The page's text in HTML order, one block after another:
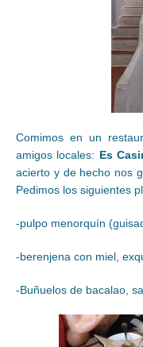
Comimos en un
amigos locales: Es
acierto y de hecho nos
Pedimos los siguientes
-pulpo menorquín
-berenjena con miel,
-Buñuelos de bacalao,